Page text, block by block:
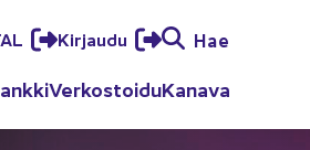
Kir­jau­du Hae
Ver­kos­toi­duKa­na­va